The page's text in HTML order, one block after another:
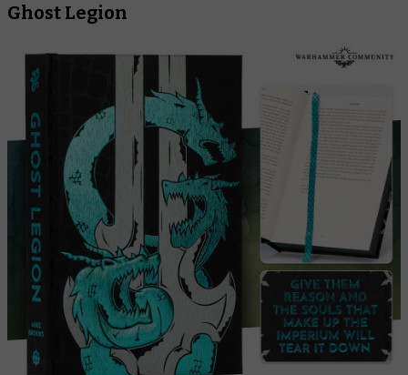
Ghost Legion